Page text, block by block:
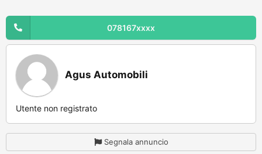
078167xxxx
Agus Automobili
Utente non registrato
Segnala annuncio